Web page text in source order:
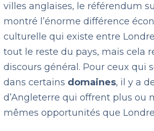
villes anglaises, le référendum
montré l’énorme différence
culturelle qui existe entre
tout le reste du pays, mais cela
discours général. Pour ceux qui
dans certains domaines, il y a
d’Angleterre qui offrent plus ou
mêmes opportunités que